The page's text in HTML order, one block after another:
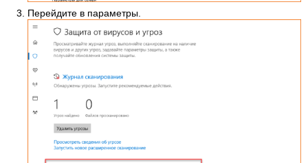
Перейдите в параметры.